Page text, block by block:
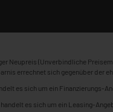
Neupreis (Unverbindliche
errechnet sich gegenüber der
es sich um ein Finanzierungs-
es sich um ein Leasing-